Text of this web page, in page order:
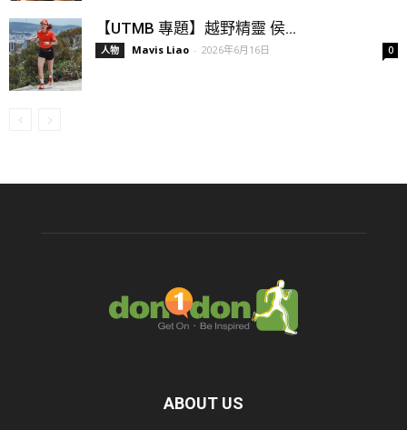
【UTMB 專題】越野精靈 侯...
人物 Mavis Liao - 2026年6月16日 0
ABOUT US